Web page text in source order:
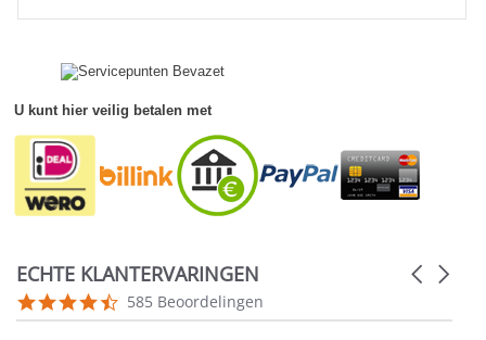
U kunt hier veilig betalen met
ECHTE KLANTERVARINGEN
Reviews
carousel
Carousel
4.5
star
585 Beoordelingen